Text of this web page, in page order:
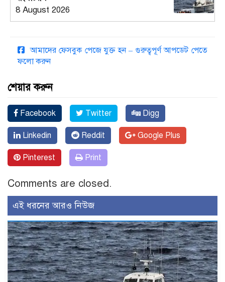
8 August 2026
আমাদের ফেসবুক পেজে যুক্ত হন – গুরুত্বপূর্ণ আপডেট পেতে
ফলো করুন
শেয়ার করুন
Facebook Twitter Digg
Linkedin Reddit Google Plus
Pinterest Print
Comments are closed.
এই ধরনের আরও নিউজ